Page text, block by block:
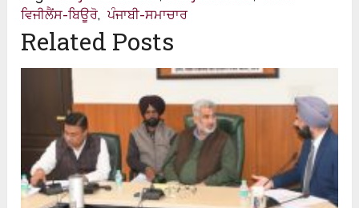
ਵਿਜੀਲੈਂਸ-ਬਿਊਰੋ, ਪੰਜਾਬੀ-ਸਮਾਚਾਰ
Related Posts